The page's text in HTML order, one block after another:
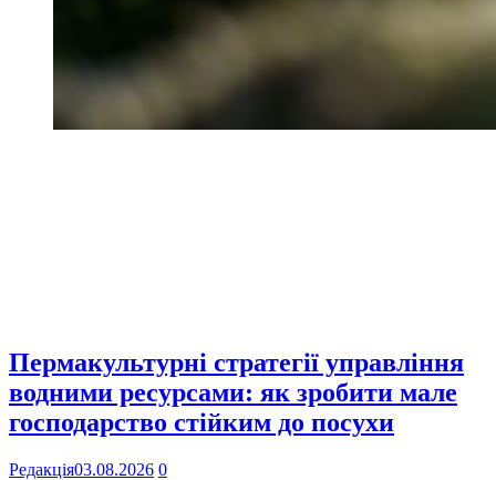
Пермакультурні стратегії управління
водними ресурсами: як зробити мале
господарство стійким до посухи
Редакція03.08.2026 0